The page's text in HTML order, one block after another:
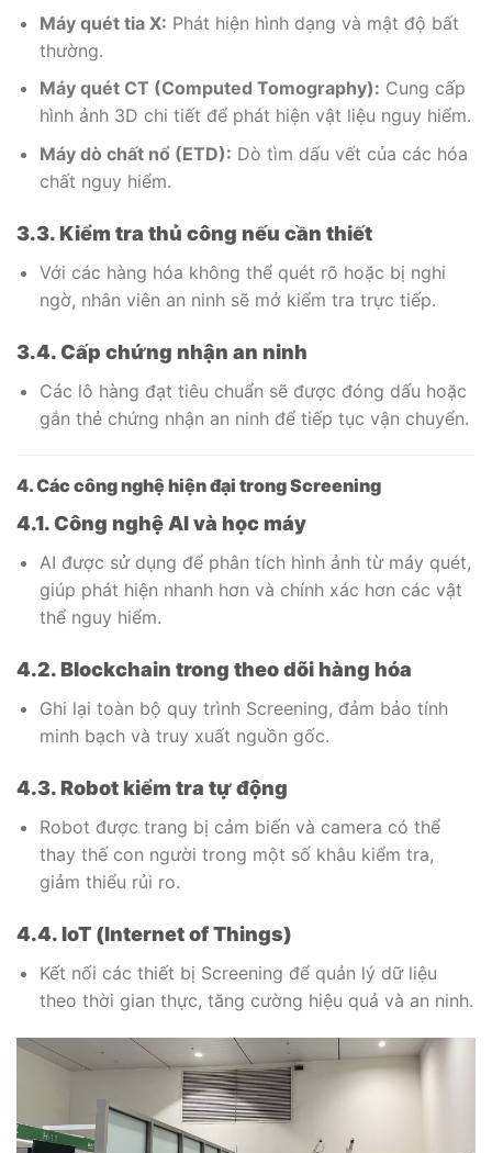
Máy quét tia X: Phát hiện hình dạng và mật độ bất
thường.
Máy quét CT (Computed Tomography): Cung cấp
hình ảnh 3D chi tiết để phát hiện vật liệu nguy hiểm.
Máy dò chất nổ (ETD): Dò tìm dấu vết của các hóa
chất nguy hiểm.
3.3. Kiểm tra thủ công nếu cần thiết
Với các hàng hóa không thể quét rõ hoặc bị nghi
ngờ, nhân viên an ninh sẽ mở kiểm tra trực tiếp.
3.4. Cấp chứng nhận an ninh
Các lô hàng đạt tiêu chuẩn sẽ được đóng dấu hoặc
gắn thẻ chứng nhận an ninh để tiếp tục vận chuyển.
4. Các công nghệ hiện đại trong Screening
4.1. Công nghệ AI và học máy
AI được sử dụng để phân tích hình ảnh từ máy quét,
giúp phát hiện nhanh hơn và chính xác hơn các vật
thể nguy hiểm.
4.2. Blockchain trong theo dõi hàng hóa
Ghi lại toàn bộ quy trình Screening, đảm bảo tính
minh bạch và truy xuất nguồn gốc.
4.3. Robot kiểm tra tự động
Robot được trang bị cảm biến và camera có thể
thay thế con người trong một số khâu kiểm tra,
giảm thiểu rủi ro.
4.4. IoT (Internet of Things)
Kết nối các thiết bị Screening để quản lý dữ liệu
theo thời gian thực, tăng cường hiệu quả và an ninh.